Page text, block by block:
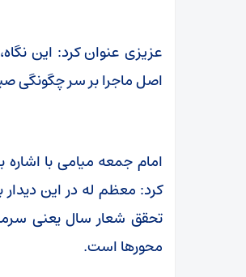
عزیزی عنوان کرد: این
اصل ماجرا بر سر چگونگی
امام جمعه میامی با
کرد: معظم له در این
تحقق شعار سال یعنی
محورها است.